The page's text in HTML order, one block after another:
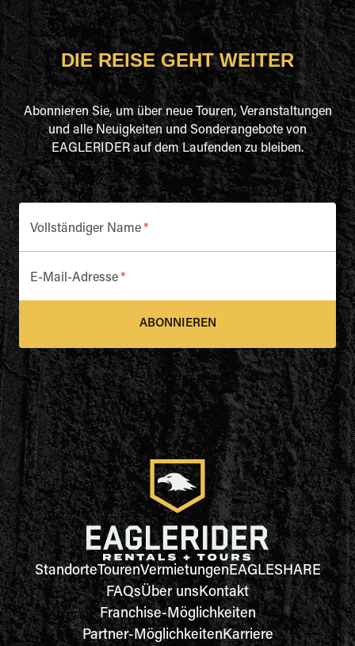
DIE REISE GEHT WEITER
Abonnieren Sie, um über neue Touren, Veranstaltungen
und alle Neuigkeiten und Sonderangebote von
EAGLERIDER auf dem Laufenden zu bleiben.
Vollständiger Name*
E-Mail-Adresse*
ABONNIEREN
StandorteTourenVermietungenEAGLESHARE
FAQsÜber unsKontakt
Franchise-Möglichkeiten
Partner-MöglichkeitenKarriere